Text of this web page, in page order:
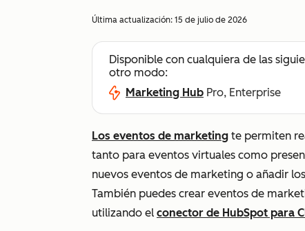
Última actualización: 15 de julio de 2026
Disponible con cualquiera de las
otro modo:
Marketing Hub Pro, Enterprise
Los eventos de marketing te permiten
tanto para eventos virtuales como
nuevos eventos de marketing o añadir
También puedes crear eventos de
utilizando el conector de HubSpot para